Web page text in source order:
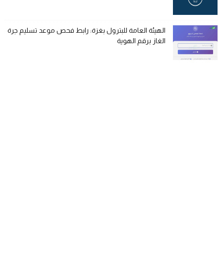
الهيئة العامة للبترول بغزة: رابط فحص موعد تسليم جرة
الغاز برقم الهوية